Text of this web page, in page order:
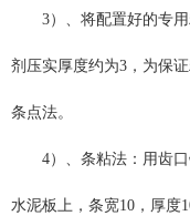
3）、将配置好的专
剂压实厚度约为3，为保
条点法。
4）、条粘法：用齿
水泥板上，条宽10，厚度